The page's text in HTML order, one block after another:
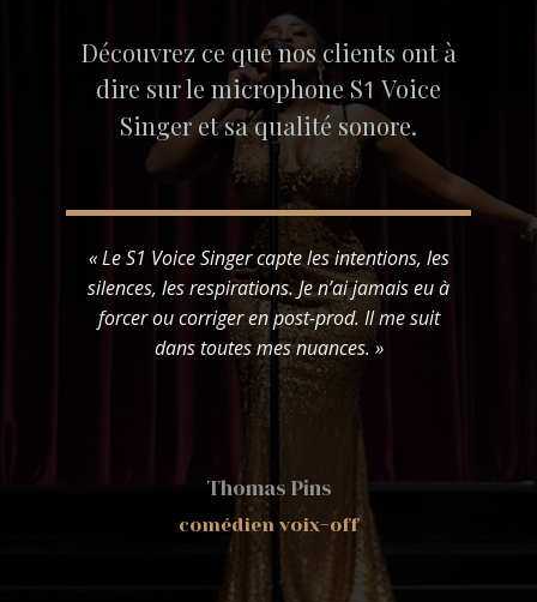
Découvrez ce que nos clients ont à
dire sur le microphone S1 Voice
Singer et sa qualité sonore.
« Le S1 Voice Singer capte les intentions, les
silences, les respirations. Je n’ai jamais eu à
forcer ou corriger en post-prod. Il me suit
dans toutes mes nuances. »
Thomas Pins
comédien voix-off